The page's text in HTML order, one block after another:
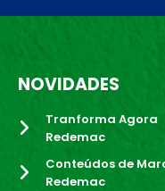
NOVIDADES
Tranforma Agora
Redemac
Conteúdos de
Redemac